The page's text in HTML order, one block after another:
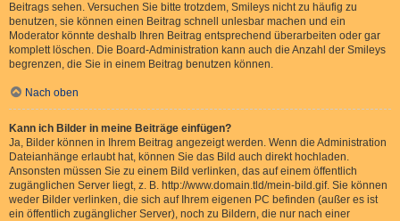
Beitrags sehen. Versuchen Sie bitte trotzdem, Smileys nicht zu häufig zu
benutzen, sie können einen Beitrag schnell unlesbar machen und ein
Moderator könnte deshalb Ihren Beitrag entsprechend überarbeiten oder gar
komplett löschen. Die Board-Administration kann auch die Anzahl der Smileys
begrenzen, die Sie in einem Beitrag benutzen können.
Nach oben
Kann ich Bilder in meine Beiträge einfügen?
Ja, Bilder können in Ihrem Beitrag angezeigt werden. Wenn die Administration
Dateianhänge erlaubt hat, können Sie das Bild auch direkt hochladen.
Ansonsten müssen Sie zu einem Bild verlinken, das auf einem öffentlich
zugänglichen Server liegt, z. B. http://www.domain.tld/mein-bild.gif. Sie können
weder Bilder verlinken, die sich auf Ihrem eigenen PC befinden (außer es ist
ein öffentlich zugänglicher Server), noch zu Bildern, die nur nach einer